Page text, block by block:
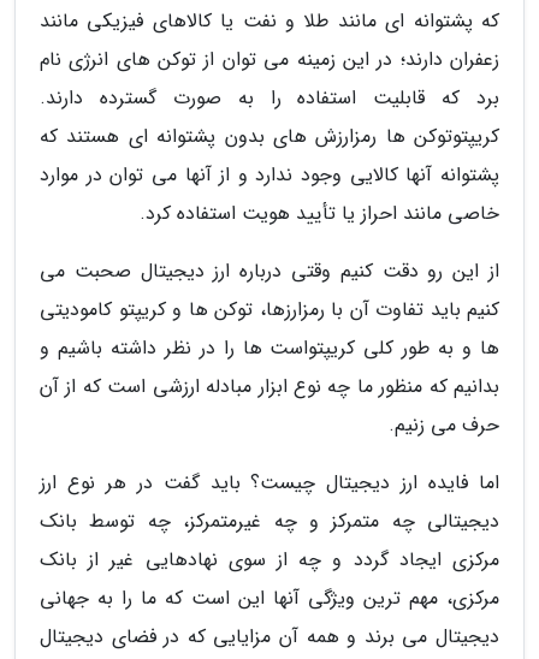
که پشتوانه ای مانند طلا و نفت یا کالاهای فیزیکی مانند
زعفران دارند؛ در این زمینه می توان از توکن های انرژی نام
برد که قابلیت استفاده را به صورت گسترده دارند.
کریپتوتوکن ها رمزارزش های بدون پشتوانه ای هستند که
پشتوانه آنها کالایی وجود ندارد و از آنها می توان در موارد
خاصی مانند احراز یا تأیید هویت استفاده کرد.
از این رو دقت کنیم وقتی درباره ارز دیجیتال صحبت می
کنیم باید تفاوت آن با رمزارزها، توکن ها و کریپتو کامودیتی
ها و به طور کلی کریپتواست ها را در نظر داشته باشیم و
بدانیم که منظور ما چه نوع ابزار مبادله ارزشی است که از آن
حرف می زنیم.
اما فایده ارز دیجیتال چیست؟ باید گفت در هر نوع ارز
دیجیتالی چه متمرکز و چه غیرمتمرکز، چه توسط بانک
مرکزی ایجاد گردد و چه از سوی نهادهایی غیر از بانک
مرکزی، مهم ترین ویژگی آنها این است که ما را به جهانی
دیجیتال می برند و همه آن مزایایی که در فضای دیجیتال